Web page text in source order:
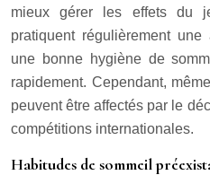
mieux gérer les effets du
pratiquent régulièrement
une bonne hygiène de
rapidement. Cependant,
peuvent être affectés par le
compétitions internationales.
Habitudes de sommeil